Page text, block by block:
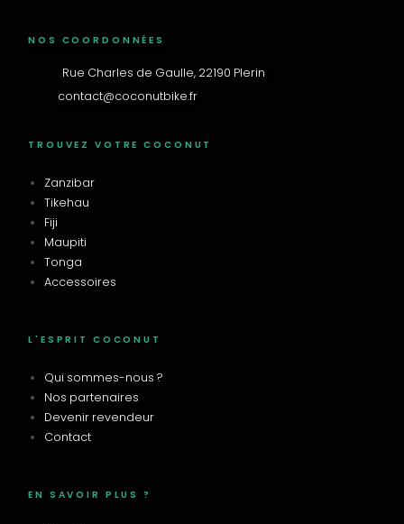
NOS COORDONNÉES
Rue Charles de Gaulle, 22190 Plerin
contact@coconutbike.fr
TROUVEZ VOTRE COCONUT
Zanzibar
Tikehau
Fiji
Maupiti
Tonga
Accessoires
L'ESPRIT COCONUT
Qui sommes-nous ?
Nos partenaires
Devenir revendeur
Contact
EN SAVOIR PLUS ?